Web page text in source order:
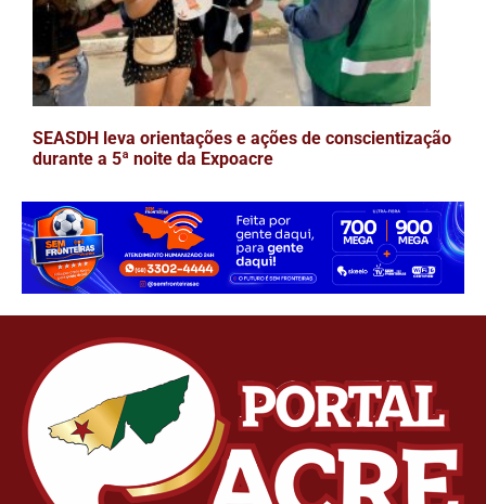
SEASDH leva orientações e ações de conscientização
durante a 5ª noite da Expoacre